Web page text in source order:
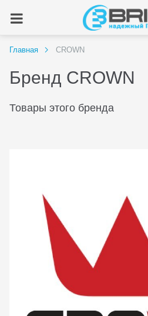
Главная CROWN
Бренд CROWN
Товары этого бренда